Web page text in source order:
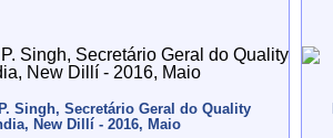
Singh, Secretário Geral do Quality
New Dillí - 2016, Maio